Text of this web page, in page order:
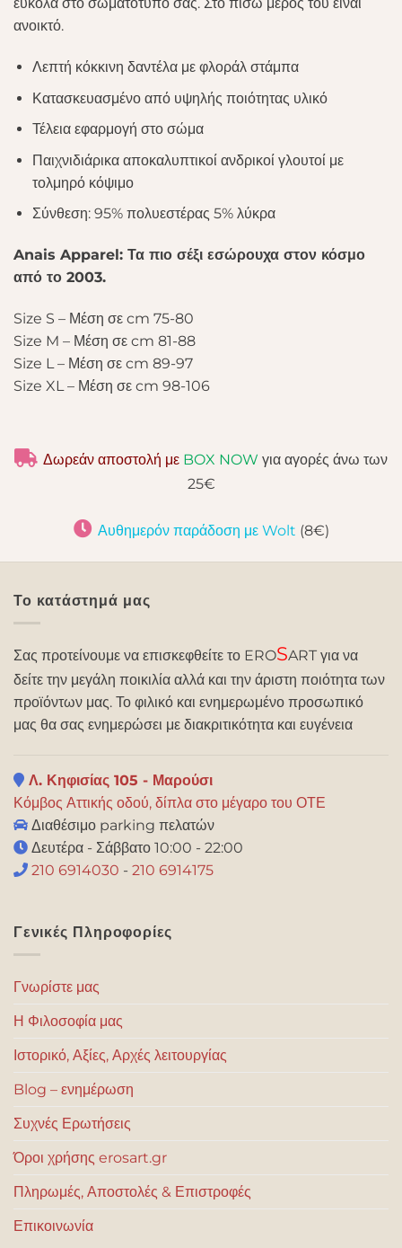
ανοικτό.
Λεπτή κόκκινη δαντέλα με φλοράλ στάμπα
Κατασκευασμένο από υψηλής ποιότητας υλικό
Τέλεια εφαρμογή στο σώμα
Παιχνιδιάρικα αποκαλυπτικοί ανδρικοί γλουτοί με
τολμηρό κόψιμο
Σύνθεση: 95% πολυεστέρας 5% λύκρα
Anais Apparel: Τα πιο σέξι εσώρουχα στον κόσμο
από το 2003.
Size S – Μέση σε cm 75-80
Size M – Μέση σε cm 81-88
Size L – Μέση σε cm 89-97
Size XL – Μέση σε cm 98-106
Δωρεάν αποστολή με BOX NOW για αγορές άνω των
25€
Αυθημερόν παράδοση με Wolt (8€)
Το κατάστημά μας
Σας προτείνουμε να επισκεφθείτε το EROSART για να
δείτε την μεγάλη ποικιλία αλλά και την άριστη ποιότητα των
προϊόντων μας. Το φιλικό και ενημερωμένο προσωπικό
μας θα σας ενημερώσει με διακριτικότητα και ευγένεια
Λ. Κηφισίας 105 - Μαρούσι
Κόμβος Αττικής οδού, δίπλα στο μέγαρο του ΟΤΕ
Διαθέσιμο parking πελατών
Δευτέρα - Σάββατο 10:00 - 22:00
210 6914030 - 210 6914175
Γενικές Πληροφορίες
Γνωρίστε μας
Η Φιλοσοφία μας
Ιστορικό, Αξίες, Αρχές λειτουργίας
Blog – ενημέρωση
Συχνές Ερωτήσεις
Όροι χρήσης erosart.gr
Πληρωμές, Αποστολές & Επιστροφές
Επικοινωνία